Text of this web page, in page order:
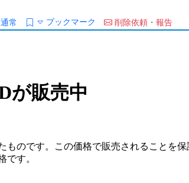
通常 ブックマーク 削除依頼・報告